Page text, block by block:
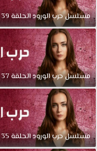
مسلسلحربالورودالحلقة39
مسلسلحربالورودالحلقة37
مسلسلحربالورودالحلقة35